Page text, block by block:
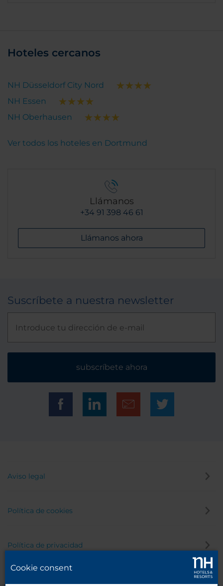
Hoteles cercanos
NH Düsseldorf City Nord
NH Essen
NH Oberhausen
Ver todos los hoteles en Dortmund
Llámanos
+34 91 398 46 61
Llámanos ahora
Suscríbete a nuestra newsletter
subscríbete ahora
Aviso legal
Política de cookies
Política de privacidad
Cookie consent